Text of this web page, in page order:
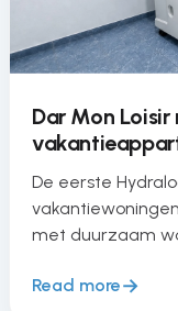
Dar Mon
De eerste
met duurzaam
Read more